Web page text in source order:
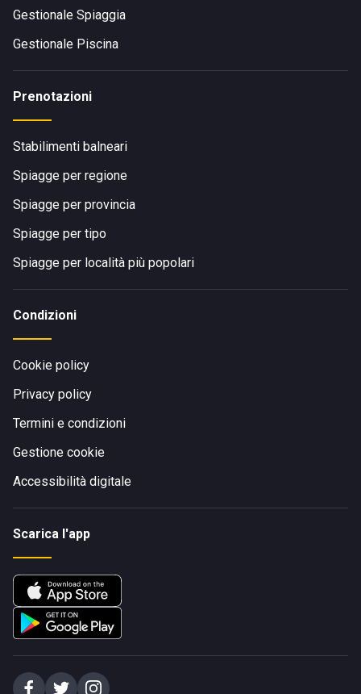
Gestionale Spiaggia
Gestionale Piscina
Prenotazioni
Stabilimenti balneari
Spiagge per regione
Spiagge per provincia
Spiagge per tipo
Spiagge per località più popolari
Condizioni
Cookie policy
Privacy policy
Termini e condizioni
Gestione cookie
Accessibilità digitale
Scarica l'app